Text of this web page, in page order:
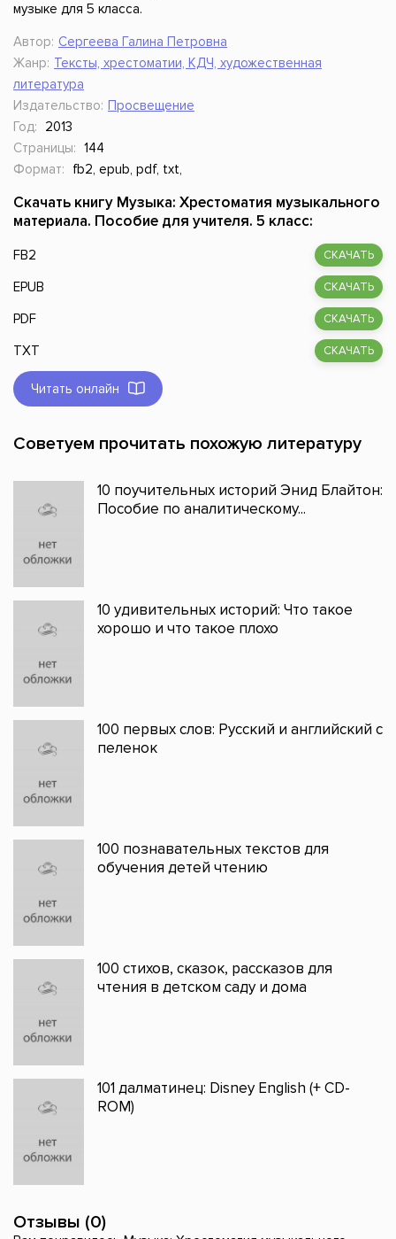
музыке для 5 класса.
Автор: Сергеева Галина Петровна
Жанр: Тексты, хрестоматии, КДЧ, художественная
литература
Издательство: Просвещение
Год:
2013
Страницы: 144
Формат:
fb2, epub, pdf, txt,
Скачать книгу Музыка: Хрестоматия музыкального
материала. Пособие для учителя. 5 класс:
FB2 СКАЧАТЬ
EPUB СКАЧАТЬ
PDF СКАЧАТЬ
TXT СКАЧАТЬ
Читать онлайн
Советуем прочитать похожую литературу
10 поучительных историй Энид Блайтон:
Пособие по аналитическому...
10 удивительных историй: Что такое
хорошо и что такое плохо
100 первых слов: Русский и английский с
пеленок
100 познавательных текстов для
обучения детей чтению
100 стихов, сказок, рассказов для
чтения в детском саду и дома
101 далматинец: Disney English (+ CD-
ROM)
Отзывы (0)